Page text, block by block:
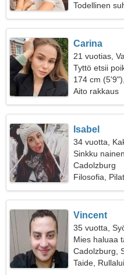
Todellinen
Carina
21 vuotias,
Tyttö etsii
174 cm
Aito rakkaus
Isabel
34 vuotta,
Sinkku
Cadolzburg
Filosofia,
Vincent
35 vuotta,
Mies haluaa
Cadolzburg,
Taide,